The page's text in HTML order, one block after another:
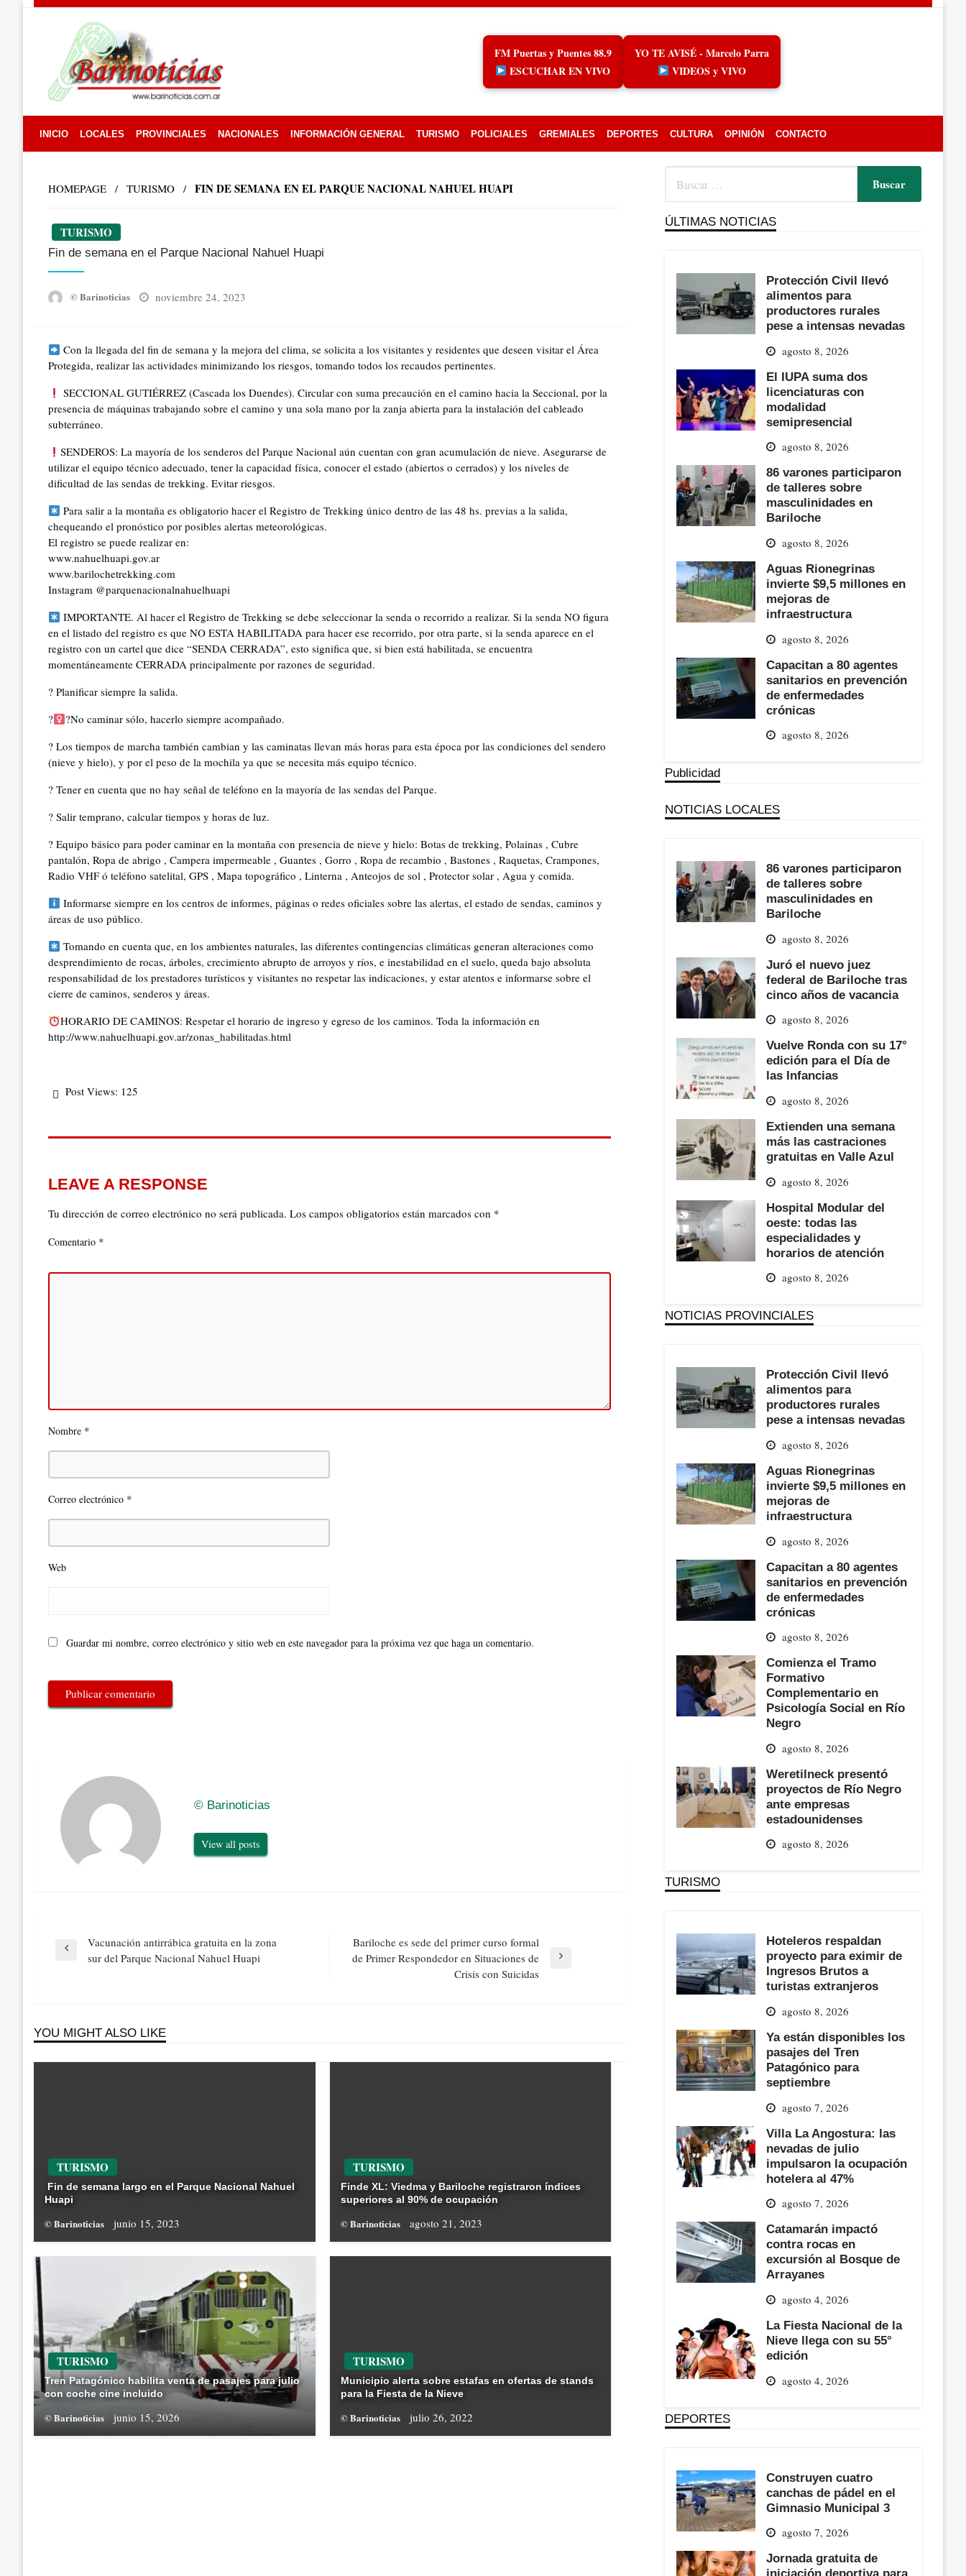
FM Puertas y Puentes 88.9
ESCUCHAR EN VIVO
YO TE AVISÉ - Marcelo Parra
VIDEOS y VIVO
INICIO LOCALES PROVINCIALES NACIONALES INFORMACIÓN GENERAL TURISMO POLICIALES GREMIALES DEPORTES CULTURA OPINIÓN CONTACTO
HOMEPAGE TURISMO FIN DE SEMANA EN EL PARQUE NACIONAL NAHUEL HUAPI
TURISMO
Fin de semana en el Parque Nacional Nahuel Huapi
© Barinoticias
Posted
noviembre 24, 2023
Con la llegada del fin de semana y la mejora del clima, se solicita a los visitantes y residentes que deseen visitar el Área
Protegida, realizar las actividades minimizando los riesgos, tomando todos los recaudos pertinentes.
SECCIONAL GUTIÉRREZ (Cascada los Duendes). Circular con suma precaución en el camino hacia la Seccional, por la
presencia de máquinas trabajando sobre el camino y una sola mano por la zanja abierta para la instalación del cableado
subterráneo.
SENDEROS: La mayoría de los senderos del Parque Nacional aún cuentan con gran acumulación de nieve. Asegurarse de
utilizar el equipo técnico adecuado, tener la capacidad física, conocer el estado (abiertos o cerrados) y los niveles de
dificultad de las sendas de trekking. Evitar riesgos.
Para salir a la montaña es obligatorio hacer el Registro de Trekking único dentro de las 48 hs. previas a la salida,
chequeando el pronóstico por posibles alertas meteorológicas.
El registro se puede realizar en:
www.nahuelhuapi.gov.ar
www.barilochetrekking.com
Instagram @parquenacionalnahuelhuapi
IMPORTANTE. Al hacer el Registro de Trekking se debe seleccionar la senda o recorrido a realizar. Si la senda NO figura
en el listado del registro es que NO ESTA HABILITADA para hacer ese recorrido, por otra parte, si la senda aparece en el
registro con un cartel que dice “SENDA CERRADA”, esto significa que, si bien está habilitada, se encuentra
momentáneamente CERRADA principalmente por razones de seguridad.
? Planificar siempre la salida.
?‍
?No caminar sólo, hacerlo siempre acompañado.
? Los tiempos de marcha también cambian y las caminatas llevan más horas para esta época por las condiciones del sendero
(nieve y hielo), y por el peso de la mochila ya que se necesita más equipo técnico.
? Tener en cuenta que no hay señal de teléfono en la mayoría de las sendas del Parque.
? Salir temprano, calcular tiempos y horas de luz.
? Equipo básico para poder caminar en la montaña con presencia de nieve y hielo: Botas de trekking, Polainas , Cubre
pantalón, Ropa de abrigo , Campera impermeable , Guantes , Gorro , Ropa de recambio , Bastones , Raquetas, Crampones,
Radio VHF ó teléfono satelital, GPS , Mapa topográfico , Linterna , Anteojos de sol , Protector solar , Agua y comida.
Informarse siempre en los centros de informes, páginas o redes oficiales sobre las alertas, el estado de sendas, caminos y
áreas de uso público.
Tomando en cuenta que, en los ambientes naturales, las diferentes contingencias climáticas generan alteraciones como
desprendimiento de rocas, árboles, crecimiento abrupto de arroyos y ríos, e inestabilidad en el suelo, queda bajo absoluta
responsabilidad de los prestadores turísticos y visitantes no respetar las indicaciones, y estar atentos e informarse sobre el
cierre de caminos, senderos y áreas.
HORARIO DE CAMINOS: Respetar el horario de ingreso y egreso de los caminos. Toda la información en
http://www.nahuelhuapi.gov.ar/zonas_habilitadas.html
Post Views: 125
LEAVE A RESPONSE
Tu dirección de correo electrónico no será publicada. Los campos obligatorios están marcados con *
Comentario *
Nombre *
Correo electrónico *
Web
Guardar mi nombre, correo electrónico y sitio web en este navegador para la próxima vez que haga un comentario.
© Barinoticias
View all posts
Navegación
Previous
Vacunación antirrábica gratuita en la zona
sur del Parque Nacional Nahuel Huapi
Next
Bariloche es sede del primer curso formal
de Primer Respondedor en Situaciones de
Crisis con Suicidas
YOU MIGHT ALSO LIKE
TURISMO
Fin de semana largo en el Parque Nacional Nahuel
Huapi
© Barinoticias junio 15, 2023
TURISMO
Finde XL: Viedma y Bariloche registraron índices
superiores al 90% de ocupación
© Barinoticias agosto 21, 2023
TURISMO
Tren Patagónico habilita venta de pasajes para julio
con coche cine incluido
© Barinoticias junio 15, 2026
TURISMO
Municipio alerta sobre estafas en ofertas de stands
para la Fiesta de la Nieve
© Barinoticias julio 26, 2022
ÚLTIMAS NOTICIAS
Protección Civil llevó
alimentos para
productores rurales
pese a intensas nevadas
agosto 8, 2026
El IUPA suma dos
licenciaturas con
modalidad
semipresencial
agosto 8, 2026
86 varones participaron
de talleres sobre
masculinidades en
Bariloche
agosto 8, 2026
Aguas Rionegrinas
invierte $9,5 millones en
mejoras de
infraestructura
agosto 8, 2026
Capacitan a 80 agentes
sanitarios en prevención
de enfermedades
crónicas
agosto 8, 2026
Publicidad
NOTICIAS LOCALES
86 varones participaron
de talleres sobre
masculinidades en
Bariloche
agosto 8, 2026
Juró el nuevo juez
federal de Bariloche tras
cinco años de vacancia
agosto 8, 2026
Vuelve Ronda con su 17°
edición para el Día de
las Infancias
agosto 8, 2026
Extienden una semana
más las castraciones
gratuitas en Valle Azul
agosto 8, 2026
Hospital Modular del
oeste: todas las
especialidades y
horarios de atención
agosto 8, 2026
NOTICIAS PROVINCIALES
Protección Civil llevó
alimentos para
productores rurales
pese a intensas nevadas
agosto 8, 2026
Aguas Rionegrinas
invierte $9,5 millones en
mejoras de
infraestructura
agosto 8, 2026
Capacitan a 80 agentes
sanitarios en prevención
de enfermedades
crónicas
agosto 8, 2026
Comienza el Tramo
Formativo
Complementario en
Psicología Social en Río
Negro
agosto 8, 2026
Weretilneck presentó
proyectos de Río Negro
ante empresas
estadounidenses
agosto 8, 2026
TURISMO
Hoteleros respaldan
proyecto para eximir de
Ingresos Brutos a
turistas extranjeros
agosto 8, 2026
Ya están disponibles los
pasajes del Tren
Patagónico para
septiembre
agosto 7, 2026
Villa La Angostura: las
nevadas de julio
impulsaron la ocupación
hotelera al 47%
agosto 7, 2026
Catamarán impactó
contra rocas en
excursión al Bosque de
Arrayanes
agosto 4, 2026
La Fiesta Nacional de la
Nieve llega con su 55°
edición
agosto 4, 2026
DEPORTES
Construyen cuatro
canchas de pádel en el
Gimnasio Municipal 3
agosto 7, 2026
Jornada gratuita de
iniciación deportiva para